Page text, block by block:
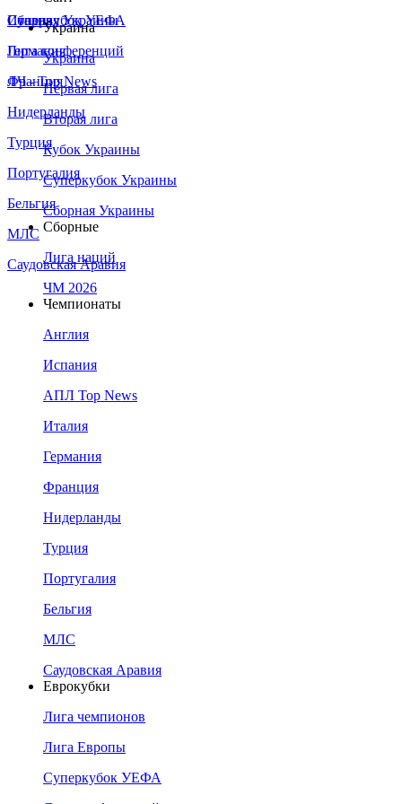
Сборная Украины
Италия
Германия
Франция
Нидерланды
Турция
Португалия
Бельгия
МЛС
Саудовская Аравия
Суперкубок УЕФА
Лига конференций
ЛЧ - Top News
Украина
Украина
Первая лига
Вторая лига
Кубок Украины
Суперкубок Украины
Сборная Украины
Сборные
Лига наций
ЧМ 2026
Чемпионаты
Англия
Испания
АПЛ Top News
Италия
Германия
Франция
Нидерланды
Турция
Португалия
Бельгия
МЛС
Саудовская Аравия
Еврокубки
Лига чемпионов
Лига Европы
Суперкубок УЕФА